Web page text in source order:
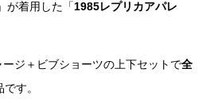
が着用した「1985レプリカアパレ
ジ＋ビブショーツの上下セットで全
す。